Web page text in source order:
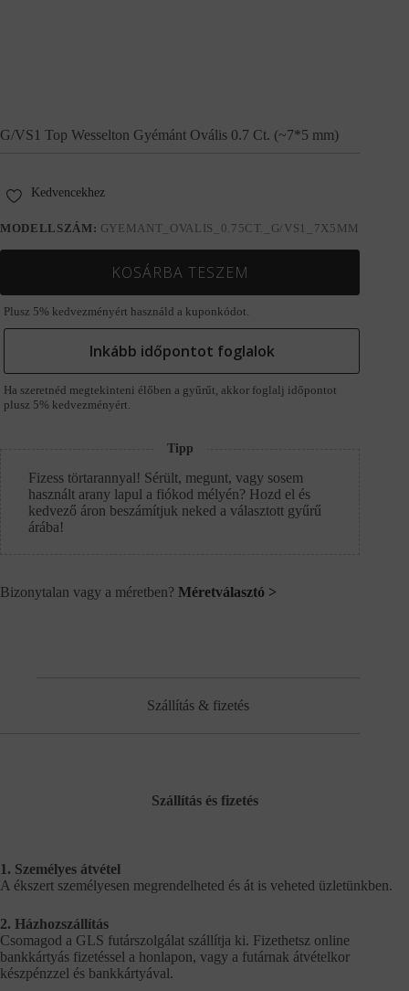
G/VS1 Top Wesselton Gyémánt Ovális 0.7 Ct. (~7*5 mm)
MODELLSZÁM: GYEMANT_OVALIS_0.75CT._G/VS1_7X5MM
Kedvencekhez
KOSÁRBA TESZEM
Plusz 5% kedvezményért használd a kuponkódot.
Inkább időpontot foglalok
Ha szeretnéd megtekinteni élőben a gyűrűt, akkor foglalj időpontot
plusz 5% kedvezményért.
Tipp
Fizess törtarannyal! Sérült, megunt, vagy sosem
használt arany lapul a fiókod mélyén? Hozd el és
kedvező áron beszámítjuk neked a választott gyűrű
árába!
Bizonytalan vagy a méretben? Méretválasztó >
Szállítás & fizetés
Szállítás és fizetés
1. Személyes átvétel
A ékszert személyesen megrendelheted és át is veheted üzletünkben.
2. Házhozszállítás
Csomagod a GLS futárszolgálat szállítja ki. Fizethetsz online
bankkártyás fizetéssel a honlapon, vagy a futárnak átvételkor
készpénzzel és bankkártyával.